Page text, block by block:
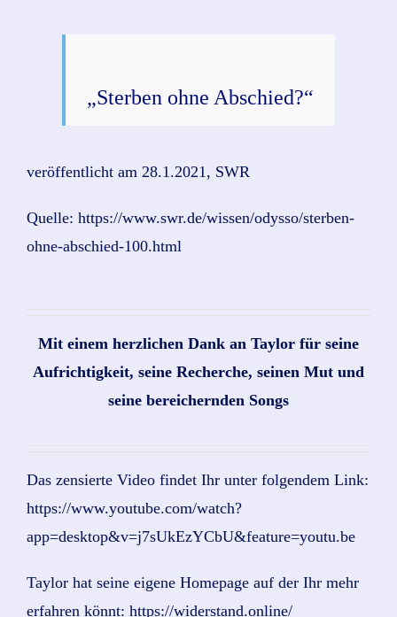
„Sterben ohne Abschied?“
veröffentlicht am 28.1.2021, SWR
Quelle: https://www.swr.de/wissen/odysso/sterben-
ohne-abschied-100.html
Mit einem herzlichen Dank an Taylor für seine
Aufrichtigkeit, seine Recherche, seinen Mut und
seine bereichernden Songs
Das zensierte Video findet Ihr unter folgendem Link:
https://www.youtube.com/watch?
app=desktop&v=j7sUkEzYCbU&feature=youtu.be
Taylor hat seine eigene Homepage auf der Ihr mehr
erfahren könnt: https://widerstand.online/